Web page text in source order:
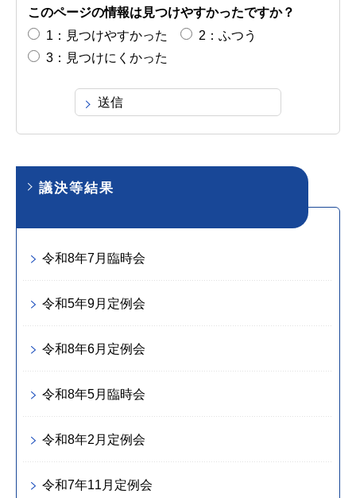
このページの情報は見つけやすかったですか？
1：見つけやすかった
2：ふつう
3：見つけにくかった
議決等結果
令和8年7月臨時会
令和5年9月定例会
令和8年6月定例会
令和8年5月臨時会
令和8年2月定例会
令和7年11月定例会